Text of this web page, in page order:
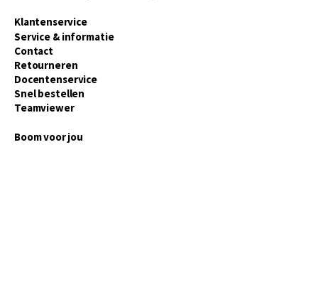
Klantenservice
Service & informatie
Contact
Retourneren
Docentenservice
Snel bestellen
Teamviewer
Boom voor jou